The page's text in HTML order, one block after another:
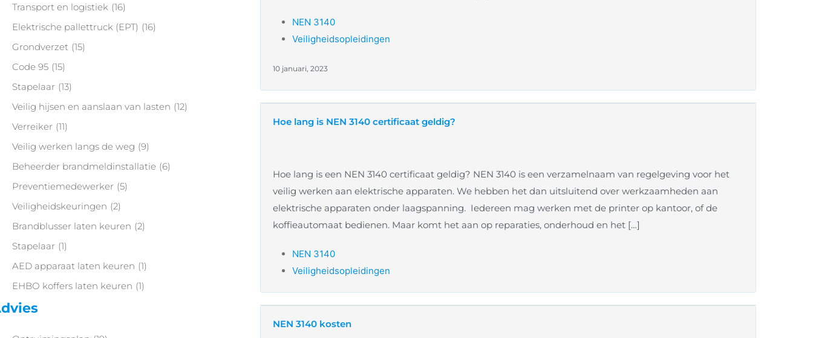
Transport en logistiek (16)
Elektrische pallettruck (EPT) (16)
Grondverzet (15)
Code 95 (15)
Stapelaar (13)
Veilig hijsen en aanslaan van lasten (12)
Verreiker (11)
Veilig werken langs de weg (9)
Beheerder brandmeldinstallatie (6)
Preventiemedewerker (5)
Veiligheidskeuringen (2)
Brandblusser laten keuren (2)
Stapelaar (1)
AED apparaat laten keuren (1)
EHBO koffers laten keuren (1)
NEN 3140
Veiligheidsopleidingen
10 januari, 2023
Hoe lang is NEN 3140 certificaat geldig?
Hoe lang is een NEN 3140 certificaat geldig? NEN 3140 is een verzamelnaam van regelgeving voor het
veilig werken aan elektrische apparaten. We hebben het dan uitsluitend over werkzaamheden aan
elektrische apparaten onder laagspanning. Iedereen mag werken met de printer op kantoor, of de
koffieautomaat bedienen. Maar komt het aan op reparaties, onderhoud en het […]
NEN 3140
Veiligheidsopleidingen
NEN 3140 kosten